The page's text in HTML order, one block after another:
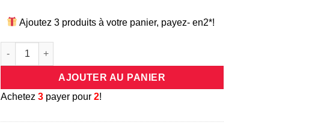
Ajoutez 3 produits à votre panier, payez- en2*!
quantité de Coque universelle antichocs silicone/cuir beige et dorée pour
AJOUTER AU PANIER
Achetez3 payer pour2!